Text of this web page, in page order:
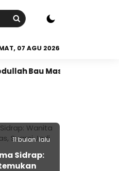
07 AGU 2026
Panen Raya di
11 bulan lalu
Sidrap: